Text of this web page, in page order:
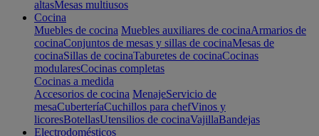
altasMesas multiusos
Cocina
Muebles de cocina Muebles auxiliares de cocinaArmarios de
cocinaConjuntos de mesas y sillas de cocinaMesas de
cocinaSillas de cocinaTaburetes de cocinaCocinas
modularesCocinas completas
Cocinas a medida
Accesorios de cocina MenajeServicio de
mesaCuberteríaCuchillos para chefVinos y
licoresBotellasUtensilios de cocinaVajillaBandejas
Electrodomésticos